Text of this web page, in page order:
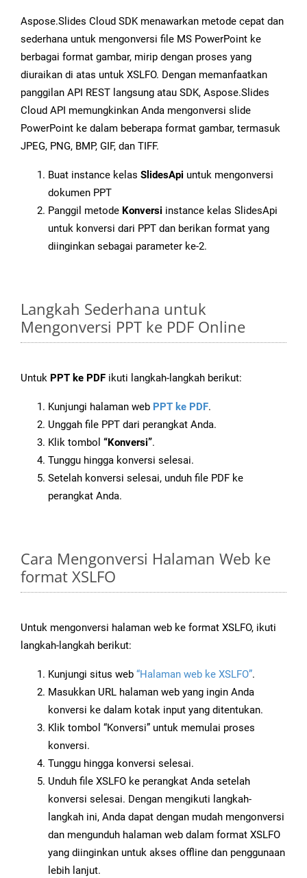
Aspose.Slides Cloud SDK menawarkan metode cepat dan
sederhana untuk mengonversi file MS PowerPoint ke
berbagai format gambar, mirip dengan proses yang
diuraikan di atas untuk XSLFO. Dengan memanfaatkan
panggilan API REST langsung atau SDK, Aspose.Slides
Cloud API memungkinkan Anda mengonversi slide
PowerPoint ke dalam beberapa format gambar, termasuk
JPEG, PNG, BMP, GIF, dan TIFF.
Buat instance kelas SlidesApi untuk mengonversi
dokumen PPT
Panggil metode Konversi instance kelas SlidesApi
untuk konversi dari PPT dan berikan format yang
diinginkan sebagai parameter ke-2.
Langkah Sederhana untuk
Mengonversi PPT ke PDF Online
Untuk PPT ke PDF ikuti langkah-langkah berikut:
Kunjungi halaman web PPT ke PDF.
Unggah file PPT dari perangkat Anda.
Klik tombol “Konversi”.
Tunggu hingga konversi selesai.
Setelah konversi selesai, unduh file PDF ke
perangkat Anda.
Cara Mengonversi Halaman Web ke
format XSLFO
Untuk mengonversi halaman web ke format XSLFO, ikuti
langkah-langkah berikut:
Kunjungi situs web “Halaman web ke XSLFO”.
Masukkan URL halaman web yang ingin Anda
konversi ke dalam kotak input yang ditentukan.
Klik tombol “Konversi” untuk memulai proses
konversi.
Tunggu hingga konversi selesai.
Unduh file XSLFO ke perangkat Anda setelah
konversi selesai. Dengan mengikuti langkah-
langkah ini, Anda dapat dengan mudah mengonversi
dan mengunduh halaman web dalam format XSLFO
yang diinginkan untuk akses offline dan penggunaan
lebih lanjut.